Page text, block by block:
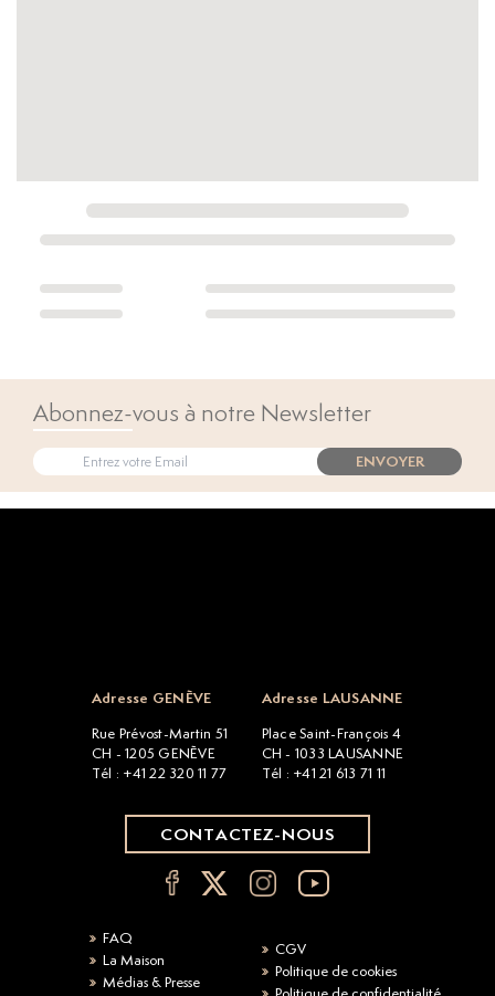
Abonnez-vous à notre Newsletter
ENVOYER
Adresse GENÈVE
Rue Prévost-Martin 51
CH - 1205 GENÈVE
Tél : +41 22 320 11 77
Adresse LAUSANNE
Place Saint-François 4
CH - 1033 LAUSANNE
Tél : +41 21 613 71 11
CONTACTEZ-NOUS
FAQ
La Maison
Médias & Presse
CGV
Politique de cookies